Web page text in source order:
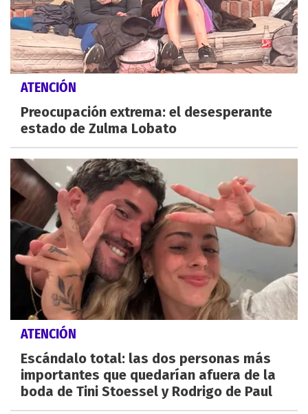
ATENCIÓN
Preocupación extrema: el desesperante
estado de Zulma Lobato
ATENCIÓN
Escándalo total: las dos personas más
importantes que quedarían afuera de la
boda de Tini Stoessel y Rodrigo de Paul